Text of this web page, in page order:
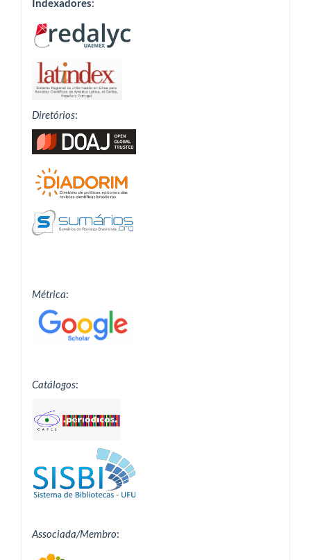
Indexadores:
Diretórios:
Métrica:
Catálogos:
Associada/Membro: